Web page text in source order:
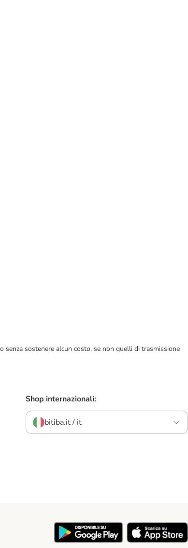
sostenere alcun costo, se non quelli di trasmissione
Shop internazionali:
bitiba.it / it